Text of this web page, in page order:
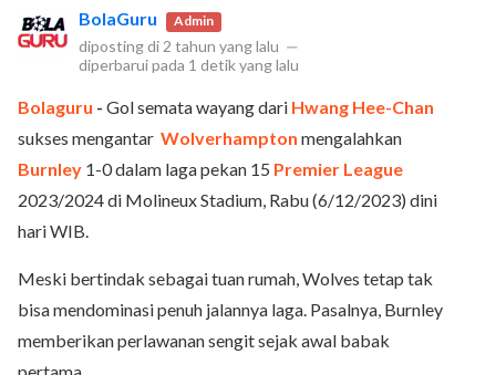
BolaGuru Admin
diposting di 2 tahun yang lalu —
diperbarui pada 1 detik yang lalu
Bolaguru - Gol semata wayang dari Hwang Hee-Chan
sukses mengantar Wolverhampton mengalahkan
Burnley 1-0 dalam laga pekan 15 Premier League
2023/2024 di Molineux Stadium, Rabu (6/12/2023) dini
hari WIB.
Meski bertindak sebagai tuan rumah, Wolves tetap tak
bisa mendominasi penuh jalannya laga. Pasalnya, Burnley
memberikan perlawanan sengit sejak awal babak
pertama.